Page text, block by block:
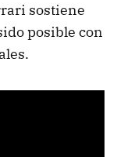
sostiene
posible con